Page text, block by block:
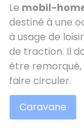
Le mobil-
destiné à une
à usage de
de traction. Il
être remorqué,
faire circuler.
Caravane